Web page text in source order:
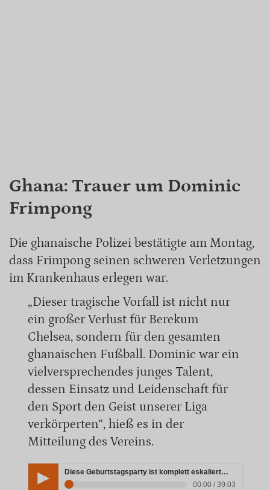
Ghana: Trauer um Dominic
Frimpong
Die ghanaische Polizei bestätigte am Montag,
dass Frimpong seinen schweren Verletzungen
im Krankenhaus erlegen war.
„Dieser tragische Vorfall ist nicht nur
ein großer Verlust für Berekum
Chelsea, sondern für den gesamten
ghanaischen Fußball. Dominic war ein
vielversprechendes junges Talent,
dessen Einsatz und Leidenschaft für
den Sport den Geist unserer Liga
verkörperten“, hieß es in der
Mitteilung des Vereins.
Diese Geburtstagsparty ist komplett eskaliert… UNGEFILTERT #viral #diemertens #podcast
00:00 / 39:03